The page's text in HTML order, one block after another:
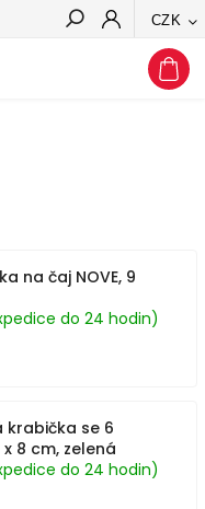
CZK
Hledat
na čaj NOVE, 9
do 24 hodin)
krabička se 6
x 8 cm, zelená
do 24 hodin)